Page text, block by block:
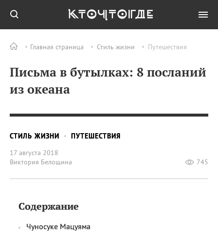
Главная страница Стиль жизни Путешествия
Письма в бутылках: 8 посланий
из океана
СТИЛЬ ЖИЗНИ
ПУТЕШЕСТВИЯ
17 августа 2018
Виктория Белощина
745
Содержание
Чуносуке Мацуяма